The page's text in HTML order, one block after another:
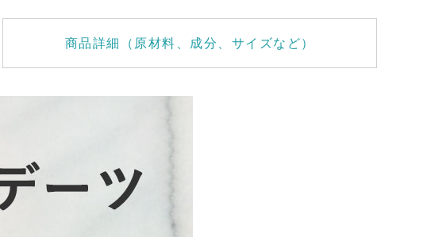
商品詳細（原材料、成分、サイズなど）